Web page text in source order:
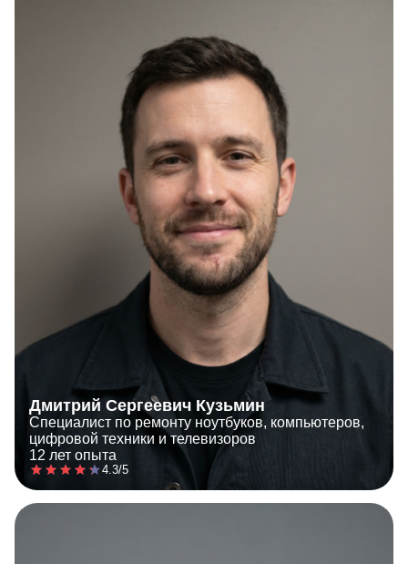
Дмитрий Сергеевич Кузьмин
Специалист по ремонту ноутбуков, компьютеров,
цифровой техники и телевизоров
12 лет опыта
4.3/5